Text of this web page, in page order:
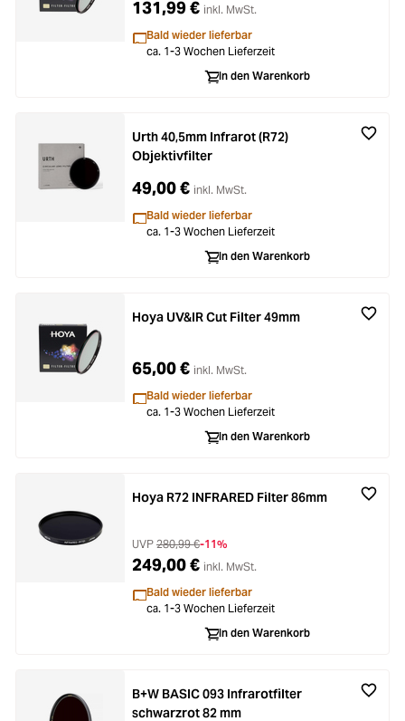
131,99 € inkl. MwSt.
Bald wieder lieferbar
ca. 1-3 Wochen Lieferzeit
In den Warenkorb
Urth 40,5mm Infrarot (R72)
Objektivfilter
49,00 € inkl. MwSt.
Bald wieder lieferbar
ca. 1-3 Wochen Lieferzeit
In den Warenkorb
Hoya UV&IR Cut Filter 49mm
65,00 € inkl. MwSt.
Bald wieder lieferbar
ca. 1-3 Wochen Lieferzeit
In den Warenkorb
Hoya R72 INFRARED Filter 86mm
UVP 280,99 €-11%
249,00 € inkl. MwSt.
Bald wieder lieferbar
ca. 1-3 Wochen Lieferzeit
In den Warenkorb
B+W BASIC 093 Infrarotfilter
schwarzrot 82 mm